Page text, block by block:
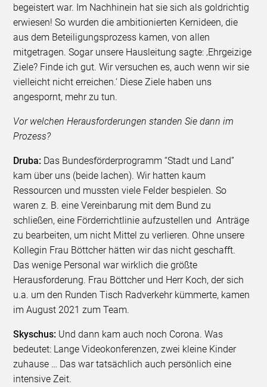
begeistert war. Im Nachhinein hat sie sich als goldrichtig
erwiesen! So wurden die ambitionierten Kernideen, die
aus dem Beteiligungsprozess kamen, von allen
mitgetragen. Sogar unsere Hausleitung sagte: ‚Ehrgeizige
Ziele? Finde ich gut. Wir versuchen es, auch wenn wir sie
vielleicht nicht erreichen.‘ Diese Ziele haben uns
angespornt, mehr zu tun.
Vor welchen Herausforderungen standen Sie dann im
Prozess?
Druba: Das Bundesförderprogramm “Stadt und Land”
kam über uns (beide lachen). Wir hatten kaum
Ressourcen und mussten viele Felder bespielen. So
waren z. B. eine Vereinbarung mit dem Bund zu
schließen, eine Förderrichtlinie aufzustellen und Anträge
zu bearbeiten, um nicht Mittel zu verlieren. Ohne unsere
Kollegin Frau Böttcher hätten wir das nicht geschafft.
Das wenige Personal war wirklich die größte
Herausforderung. Frau Böttcher und Herr Koch, der sich
u.a. um den Runden Tisch Radverkehr kümmerte, kamen
im August 2021 zum Team.
Skyschus: Und dann kam auch noch Corona. Was
bedeutet: Lange Videokonferenzen, zwei kleine Kinder
zuhause … Das war tatsächlich auch persönlich eine
intensive Zeit.